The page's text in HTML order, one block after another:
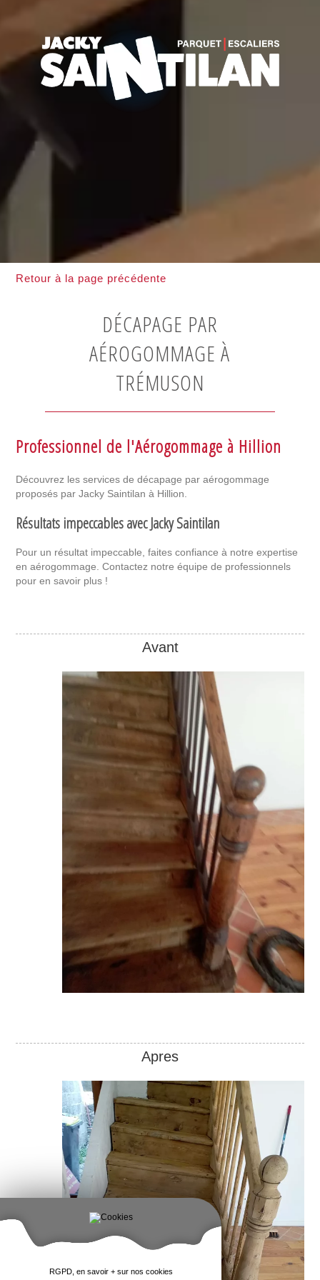
Retour à la page précédente
DÉCAPAGE PAR
AÉROGOMMAGE À
TRÉMUSON
Professionnel de l'Aérogommage à Hillion
Découvrez les services de décapage par aérogommage
proposés par Jacky Saintilan à Hillion.
Résultats impeccables avec Jacky Saintilan
Pour un résultat impeccable, faites confiance à notre expertise
en aérogommage. Contactez notre équipe de professionnels
pour en savoir plus !
Avant
Apres
RGPD, en savoir + sur nos cookies